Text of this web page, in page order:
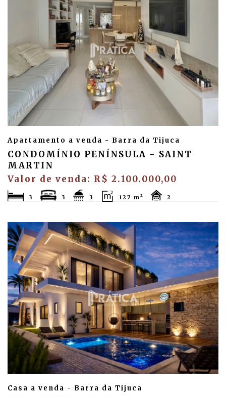
Apartamento a venda - Barra da Tijuca
CONDOMÍNIO PENÍNSULA - SAINT
MARTIN
Valor de venda: R$ 2.100.000,00
3 3 3 127 m² 2
Casa a venda - Barra da Tijuca